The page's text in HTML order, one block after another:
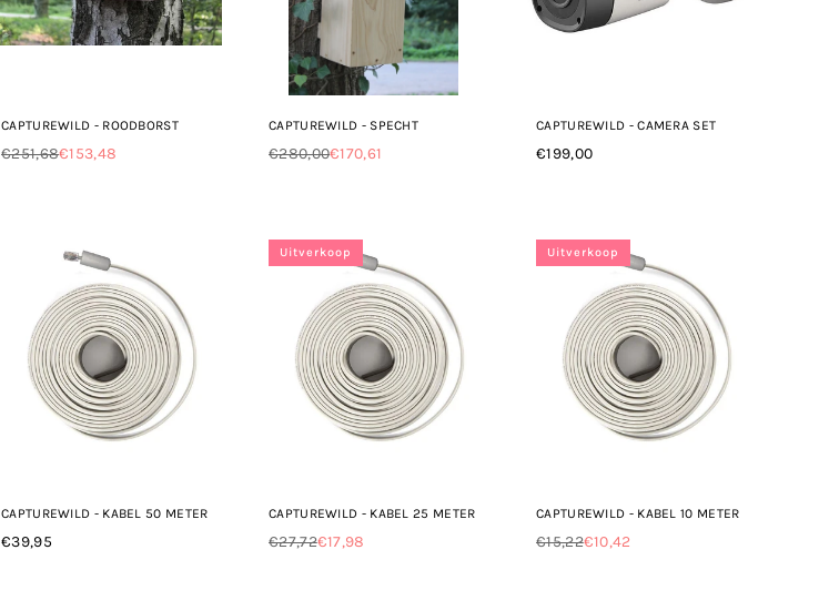
CAPTUREWILD - ROODBORST
Normale
€251,68€153,48
CAPTUREWILD - SPECHT
Normale
€280,00€170,61
CAPTUREWILD - CAMERA SET
Normale
€199,00
CAPTUREWILD - KABEL 50 METER
Normale
€39,95
Uitverkoop
CAPTUREWILD - KABEL 25 METER
Normale
€27,72€17,98
Uitverkoop
CAPTUREWILD - KABEL 10 METER
Normale
€15,22€10,42